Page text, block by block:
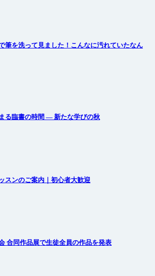
筆を洗って見ました！こんなに汚れていたなん
る臨書の時間 ― 新たな学びの秋
スンのご案内｜初心者大歓迎
合同作品展で生徒全員の作品を発表